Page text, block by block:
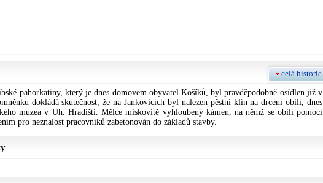
celá historie
pahorkatiny, který je dnes domovem obyvatel Košíků, byl pravděpodobně osídlen již v
dokládá skutečnost, že na Jankovicích byl nalezen pěstní klín na drcení obilí, dnes
muzea v Uh. Hradišti. Mělce miskovitě vyhloubený kámen, na němž se obilí pomocí
pro neznalost pracovníků zabetonován do základů stavby.